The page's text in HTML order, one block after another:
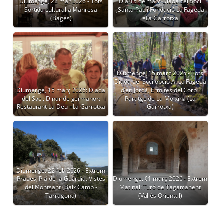
Sortida cultural a Manresa
(Bages)
,Santa Pau i Fundació La Fageda
=La Garrotxa
Diumenge, 15 març 2026: Diada
del Soci, Dinar de germanor:
Restaurant La Deu =La Garrotxa
Diumenge, 15 març 2026 - Tots
Diada del Soci opció A: La Fageda
d’en Jordà, Ermites del Corb i
Paratge de La Moixina (La
Garrotxa)
Diumenge, 22 feb 2026 - Extrem
Prades, Pla de la Guàrdia. Vistes
del Montsant (Baix Camp -
Tarragona)
Diumenge, 01 març 2026 - Extrem
Matinal: Turó de Tagamanent
(Vallès Oriental)